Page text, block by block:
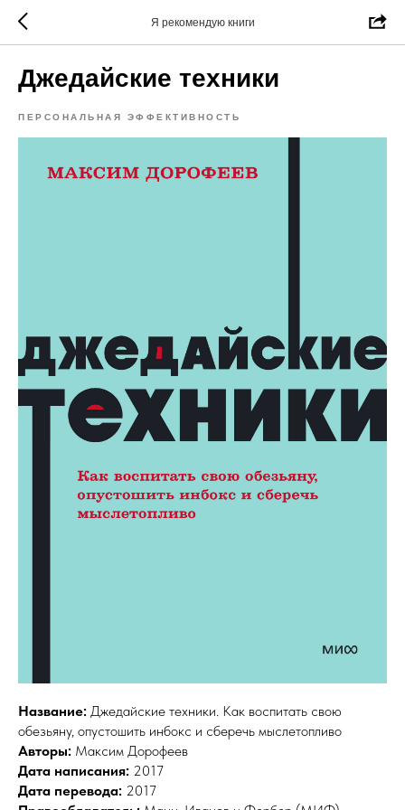
Я рекомендую книги
Джедайские техники
ПЕРСОНАЛЬНАЯ ЭФФЕКТИВНОСТЬ
Название: Джедайские техники. Как воспитать свою
обезьяну, опустошить инбокс и сберечь мыслетопливо
Авторы: Максим Дорофеев
Дата написания: 2017
Дата перевода: 2017